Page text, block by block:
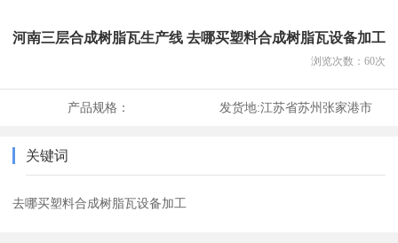
河南三层合成树脂瓦生产线 去哪买塑料合成树脂瓦设备加工
浏览次数： 60次
产品规格： 发货地:江苏省苏州张家港市
关键词
去哪买塑料合成树脂瓦设备加工